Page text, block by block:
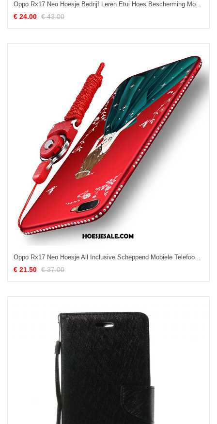
Oppo Rx17 Neo Hoesje Bedrijf Leren Etui Hoes Bescherming Mobiele Telefoon Kopen
€ 24.00 € 43.00
Oppo Rx17 Neo Hoesje All Inclusive Scheppend Mobiele Telefoon Hoes Anti-fall Korting
€ 21.50 € 37.00